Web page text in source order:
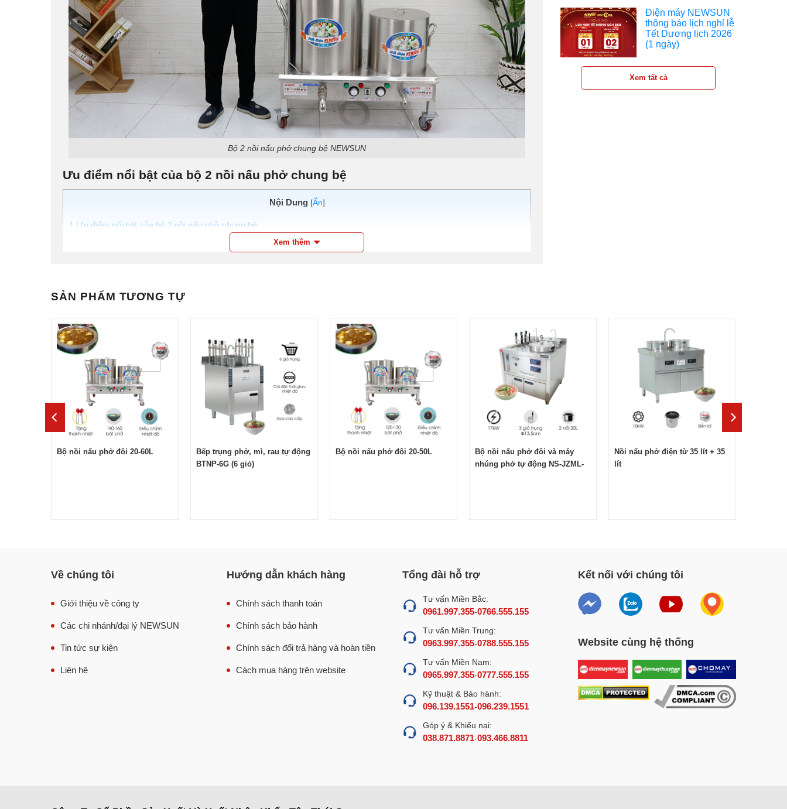
Bộ 2 nồi nấu phở chung bệ NEWSUN
Ưu điểm nổi bật của bộ 2 nồi nấu phở chung bệ
Nội Dung [Ẩn]
1 Ưu điểm nổi bật của bộ 2 nồi nấu phở chung bệ
Đặt hàng bộ 2 nồi nấu phở chung bệ ở đâu uy tín chất lượng?
chung lên bệ đỡ, có tay đẩy chắc chắn và các bánh xe giúp di chuyển nồi dễ dàng theo ý muốn, thay vì những
Xem thêm
Điện máy NEWSUN
thông báo lịch nghỉ lễ
Tết Dương lịch 2026
(1 ngày)
Xem tất cả
SẢN PHẨM TƯƠNG TỰ
Bộ nồi nấu phở đôi 20-60L
Bếp trụng phở, mì, rau tự động
BTNP-6G (6 giỏ)
Bộ nồi nấu phở đôi 20-50L
Bộ nồi nấu phở đôi và máy
nhúng phở tự động NS-JZML-
Nồi nấu phở điện từ 35 lít + 35
lít
Về chúng tôi
Giới thiệu về công ty
Các chi nhánh/đại lý NEWSUN
Tin tức sự kiện
Liên hệ
Hướng dẫn khách hàng
Chính sách thanh toán
Chính sách bảo hành
Chính sách đổi trả hàng và hoàn tiền
Cách mua hàng trên website
Tổng đài hỗ trợ
Tư vấn Miền Bắc:
0961.997.355-0766.555.155
Tư vấn Miền Trung:
0963.997.355-0788.555.155
Tư vấn Miền Nam:
0965.997.355-0777.555.155
Kỹ thuật & Bảo hành:
096.139.1551-096.239.1551
Góp ý & Khiếu nại:
038.871.8871-093.466.8811
Kết nối với chúng tôi
Website cùng hệ thống